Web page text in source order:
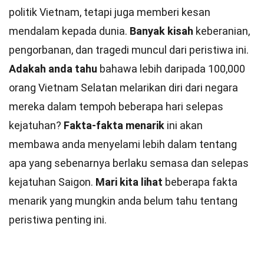
politik Vietnam, tetapi juga memberi kesan
mendalam kepada dunia. Banyak kisah keberanian,
pengorbanan, dan tragedi muncul dari peristiwa ini.
Adakah anda tahu bahawa lebih daripada 100,000
orang Vietnam Selatan melarikan diri dari negara
mereka dalam tempoh beberapa hari selepas
kejatuhan? Fakta-fakta menarik ini akan
membawa anda menyelami lebih dalam tentang
apa yang sebenarnya berlaku semasa dan selepas
kejatuhan Saigon. Mari kita lihat beberapa fakta
menarik yang mungkin anda belum tahu tentang
peristiwa penting ini.